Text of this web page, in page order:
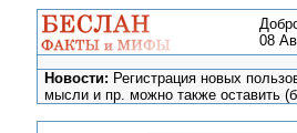
08
Новости: Регистрация новых
мысли и пр. можно также оставить